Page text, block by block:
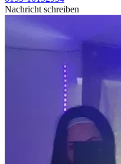
Nachricht schreiben